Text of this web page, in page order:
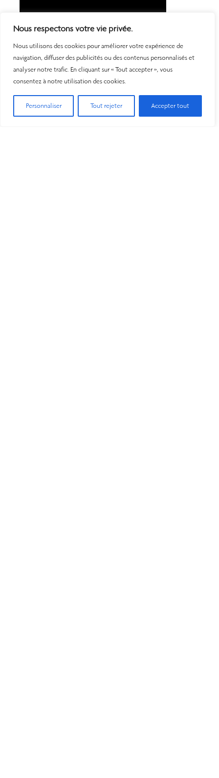
Nous respectons votre vie privée.
Nous utilisons des cookies pour améliorer votre expérience de
navigation, diffuser des publicités ou des contenus personnalisés et
analyser notre trafic. En cliquant sur « Tout accepter », vous
consentez à notre utilisation des cookies.
Personnaliser Tout rejeter Accepter tout